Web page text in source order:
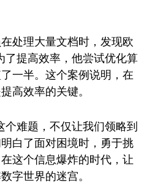
处理大量文档时，发现欧
了提高效率，他尝试优化算
一半。这个案例说明，在
高效率的关键。
难题，不仅让我们领略到
白了面对困境时，勇于挑
这个信息爆炸的时代，让
字世界的迷宫。